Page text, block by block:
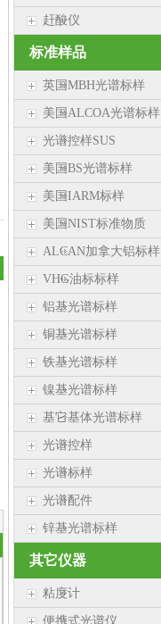
赶酸仪
标准样品
英国MBH光谱标样
美国ALCOA光谱标样
光谱控样SUS
美国BS光谱标样
美国IARM标样
美国NIST标准物质
ALCAN加拿大铝标样
VHG油标标样
铝基光谱标样
铜基光谱标样
铁基光谱标样
镍基光谱标样
基它基体光谱标样
光谱控样
光谱标样
光谱配件
锌基光谱标样
其它仪器
粘度计
便携式光谱仪